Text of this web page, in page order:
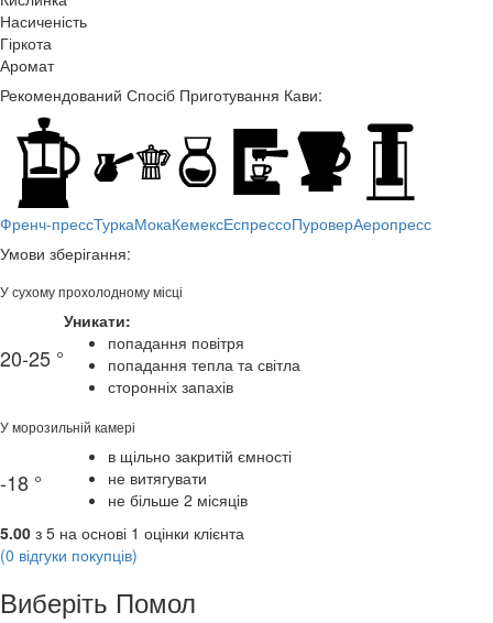
Насиченість
Гіркота
Аромат
Рекомендований Спосіб Приготування Кави:
Френч-прессТуркаМокаКемексЕспрессоПуроверАеропресс
Умови зберігання:
У сухому прохолодному місці
20-25 °
Уникати:
попадання повітря
попадання тепла та світла
сторонніх запахів
У морозильній камері
-18 °
в щільно закритій ємності
не витягувати
не більше 2 місяців
5.00 з 5 на основі 1 оцінки клієнта
(0 відгуки покупців)
Виберіть Помол